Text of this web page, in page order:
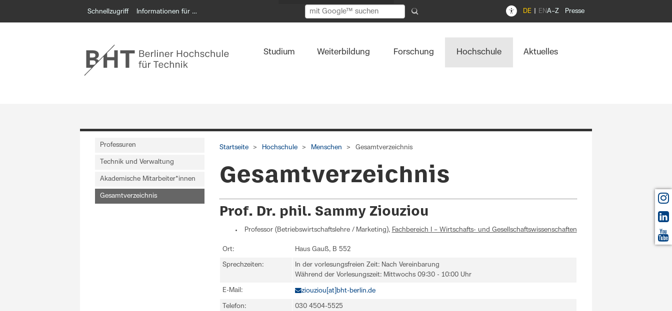
Schnellzugriff Informationen für … A–Z Presse
DE EN
Studium Weiterbildung Forschung Hochschule Aktuelles
Professuren
Technik und Verwaltung
Akademische Mitarbeiter*innen
Gesamtverzeichnis
Startseite Hochschule Menschen Gesamtverzeichnis
Gesamtverzeichnis
Prof. Dr. phil. Sammy Ziouziou
Professor (Betriebswirtschaftslehre / Marketing), Fachbereich I – Wirtschafts- und Gesellschaftswissenschaften
Ort: Haus Gauß, B 552
Sprechzeiten:
In der vorlesungsfreien Zeit: Nach Vereinbarung
Während der Vorlesungszeit: Mittwochs 09:30 - 10:00 Uhr
E-Mail: ziouziou[at]bht-berlin.de
Telefon: 030 4504-5525